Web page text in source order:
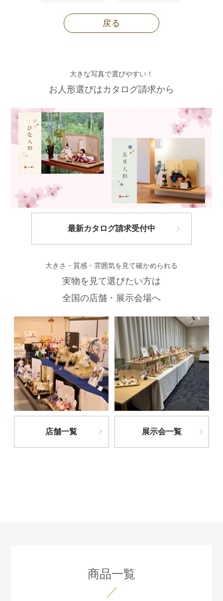
戻る
大きな写真で選びやすい！
お人形選びはカタログ請求から
最新カタログ請求受付中
大きさ・質感・雰囲気を見て確かめられる
実物を見て選びたい方は
全国の店舗・展示会場へ
店舗一覧 展示会一覧
商品一覧